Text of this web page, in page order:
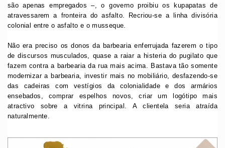
são apenas empregados –, o governo proibiu os kupapatas de
atravessarem a fronteira do asfalto. Recriou-se a linha divisória
colonial entre o asfalto e o musseque.
Não era preciso os donos da barbearia enferrujada fazerem o tipo
de discursos musculados, quase a raiar a histeria do pugilato que
fazem contra a barbearia da rua mais acima. Bastava tão somente
modernizar a barbearia, investir mais no mobiliário, desfazendo-se
das cadeiras com vestígios da colonialidade e dos armários
ensebados, comprar espelhos novos, criar um logótipo mais
atractivo sobre a vitrina principal. A clientela seria atraída
naturalmente.